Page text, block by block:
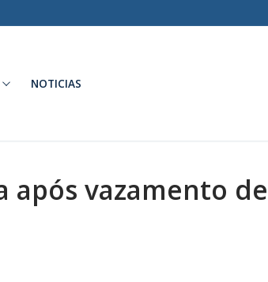
NOTICIAS
após vazamento de